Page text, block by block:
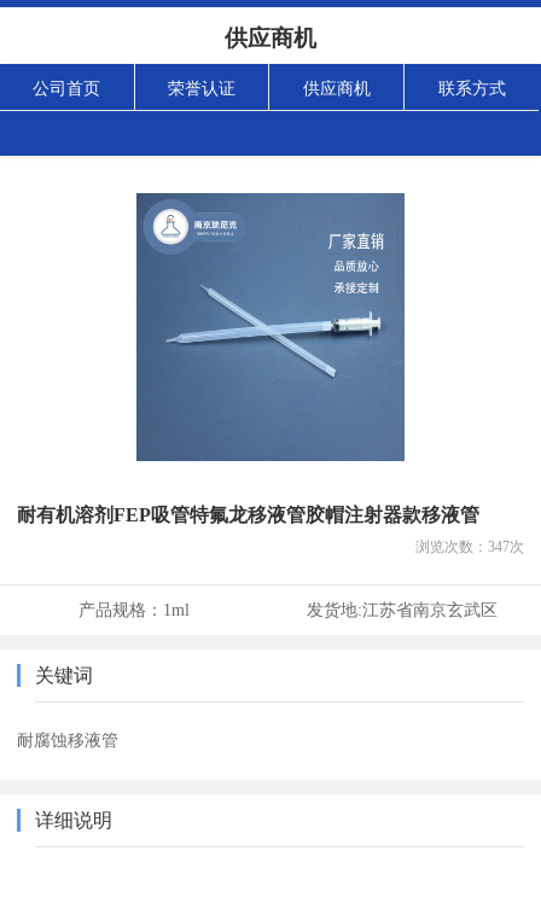
供应商机
公司首页 荣誉认证 供应商机 联系方式
耐有机溶剂FEP吸管特氟龙移液管胶帽注射器款移液管
浏览次数： 347次
产品规格： 1ml 发货地:江苏省南京玄武区
关键词
耐腐蚀移液管
详细说明